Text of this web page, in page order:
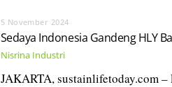
5 November 2024
Sedaya Indonesia Gandeng HLY
Nisrina Industri
JAKARTA, sustainlifetoday.com